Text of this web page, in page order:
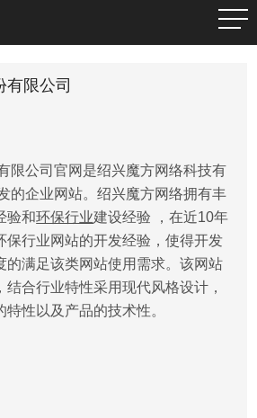
限公司
限公司官网 是绍兴魔方网络科技有
的企业网站。绍兴魔方网络拥有丰
验和环保行业建设经验 ，在近10年
保行业网站的开发经验，使得开发
的满足该类网站使用需求。该网站
合行业特性采用现代风格设计，
性以及产品的技术性。